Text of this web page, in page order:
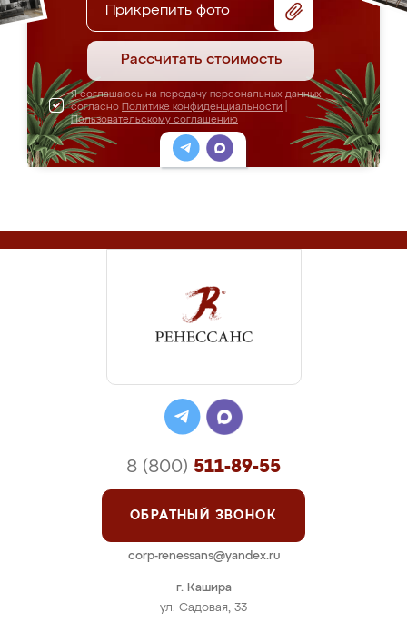
Прикрепить фото
Рассчитать стоимость
Я соглашаюсь на передачу персональных данных
согласно Политике конфиденциальности
Пользовательскому соглашению
г. Кашира
ул. Садовая, 33
8 (800) 511-89-55
ОБРАТНЫЙ ЗВОНОК
corp-renessans@yandex.ru